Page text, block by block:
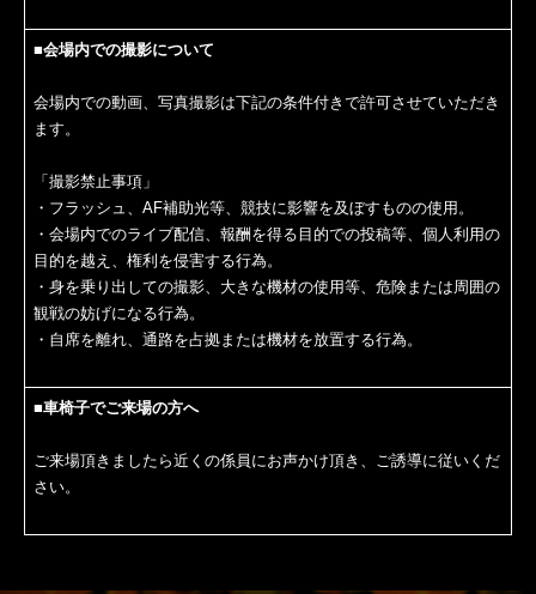
■会場内での撮影について
会場内での動画、写真撮影は下記の条件付きで許可させていただき
ます。
「撮影禁止事項」
・フラッシュ、AF補助光等、競技に影響を及ぼすものの使用。
・会場内でのライブ配信、報酬を得る目的での投稿等、個人利用の
目的を越え、権利を侵害する行為。
・身を乗り出しての撮影、大きな機材の使用等、危険または周囲の
観戦の妨げになる行為。
・自席を離れ、通路を占拠または機材を放置する行為。
■車椅子でご来場の方へ
ご来場頂きましたら近くの係員にお声かけ頂き、ご誘導に従いくだ
さい。